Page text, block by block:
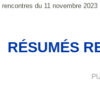
rencontres du 11 novembre 2023
RÉSUMÉS